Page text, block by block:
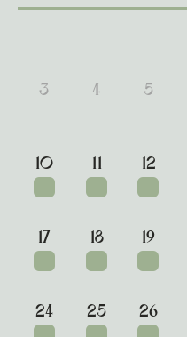
3 4 5
10 11 12
17 18 19
24 25 26